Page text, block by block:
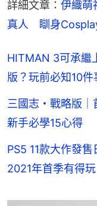
詳細文章： 伊織萌
真人　瞓身
HITMAN 3可承繼
版？玩前必知10件
三國志・戰略版
新手必學15心得
PS5 11款大作發
2021年首季有得玩